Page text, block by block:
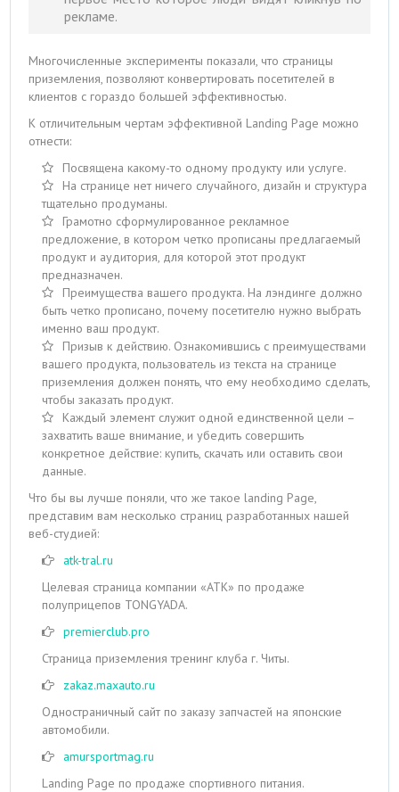
рекламе.
Многочисленные эксперименты показали, что страницы
приземления, позволяют конвертировать посетителей в
клиентов с гораздо большей эффективностью.
К отличительным чертам эффективной Landing Page можно
отнести:
Посвящена какому-то одному продукту или услуге.
На странице нет ничего случайного, дизайн и структура
тщательно продуманы.
Грамотно сформулированное рекламное
предложение, в котором четко прописаны предлагаемый
продукт и аудитория, для которой этот продукт
предназначен.
Преимущества вашего продукта. На лэндинге должно
быть четко прописано, почему посетителю нужно выбрать
именно ваш продукт.
Призыв к действию. Ознакомившись с преимуществами
вашего продукта, пользователь из текста на странице
приземления должен понять, что ему необходимо сделать,
чтобы заказать продукт.
Каждый элемент служит одной единственной цели –
захватить ваше внимание, и убедить совершить
конкретное действие: купить, скачать или оставить свои
данные.
Что бы вы лучше поняли, что же такое landing Page,
представим вам несколько страниц разработанных нашей
веб-студией:
atk-tral.ru
Целевая страница компании «АТК» по продаже
полуприцепов TONGYADA.
premierclub.pro
Страница приземления тренинг клуба г. Читы.
zakaz.maxauto.ru
Одностраничный сайт по заказу запчастей на японские
автомобили.
amursportmag.ru
Landing Page по продаже спортивного питания.